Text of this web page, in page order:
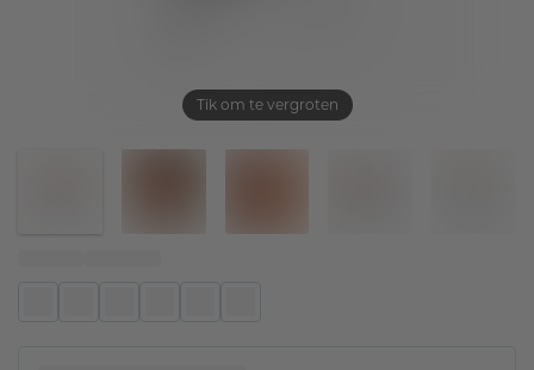
Tik om te vergroten